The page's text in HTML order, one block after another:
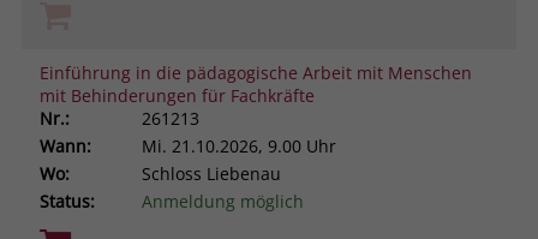
Einführung in die pädagogische Arbeit mit Menschen
mit Behinderungen für Fachkräfte
Nr.:
261213
Wann:
Mi. 21.10.2026, 9.00 Uhr
Wo:
Schloss Liebenau
Status:
Anmeldung möglich